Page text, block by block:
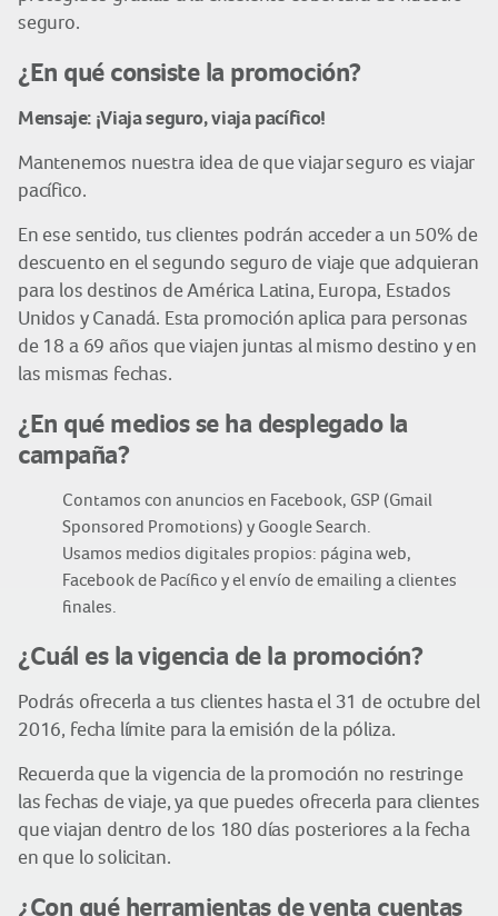
seguro.
¿En qué consiste la promoción?
Mensaje: ¡Viaja seguro, viaja pacífico!
Mantenemos nuestra idea de que viajar seguro es viajar
pacífico.
En ese sentido, tus clientes podrán acceder a un 50% de
descuento en el segundo seguro de viaje que adquieran
para los destinos de América Latina, Europa, Estados
Unidos y Canadá. Esta promoción aplica para personas
de 18 a 69 años que viajen juntas al mismo destino y en
las mismas fechas.
¿En qué medios se ha desplegado la
campaña?
Contamos con anuncios en Facebook, GSP (Gmail
Sponsored Promotions) y Google Search.
Usamos medios digitales propios: página web,
Facebook de Pacífico y el envío de emailing a clientes
finales.
¿Cuál es la vigencia de la promoción?
Podrás ofrecerla a tus clientes hasta el 31 de octubre del
2016, fecha límite para la emisión de la póliza.
Recuerda que la vigencia de la promoción no restringe
las fechas de viaje, ya que puedes ofrecerla para clientes
que viajan dentro de los 180 días posteriores a la fecha
en que lo solicitan.
¿Con qué herramientas de venta cuentas